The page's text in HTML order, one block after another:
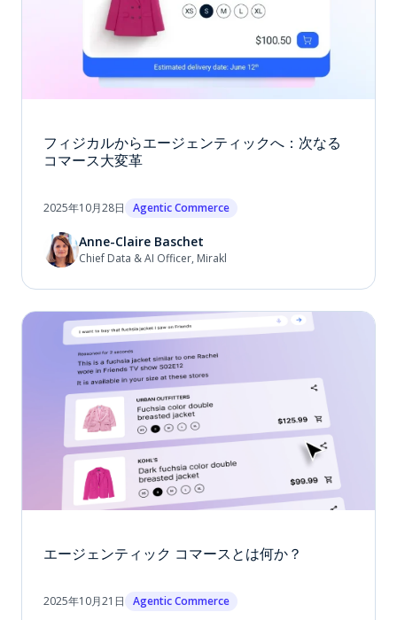
フィジカルからエージェンティックへ：次なる
コマース大変革
2025年10月28日 Agentic Commerce
Anne-Claire Baschet
Chief Data & AI Officer, Mirakl
エージェンティック コマースとは何か？
2025年10月21日 Agentic Commerce